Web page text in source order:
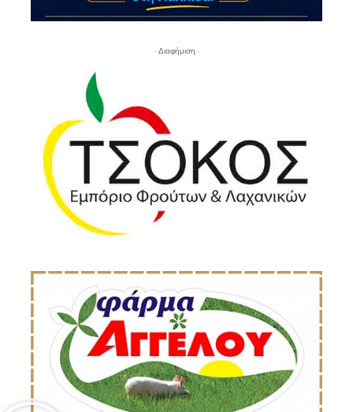
- Διαφήμιση -